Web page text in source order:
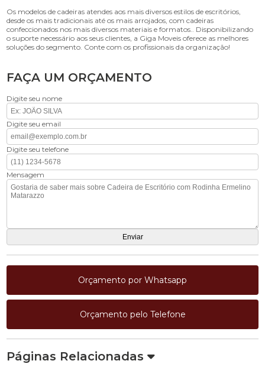
Os modelos de cadeiras atendes aos mais diversos estilos de escritórios,
desde os mais tradicionais até os mais arrojados, com cadeiras
confeccionados nos mais diversos materiais e formatos.. Disponibilizando
o suporte necessário aos seus clientes, a Giga Moveis oferece as melhores
soluções do segmento. Conte com os profissionais da organização!
FAÇA UM ORÇAMENTO
Digite seu nome
Digite seu email
Digite seu telefone
Mensagem
Orçamento por Whatsapp
Orçamento pelo Telefone
Páginas Relacionadas